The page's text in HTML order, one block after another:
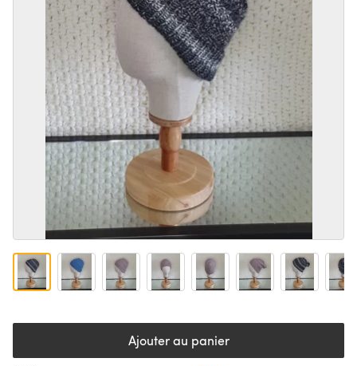
Ajouter au panier